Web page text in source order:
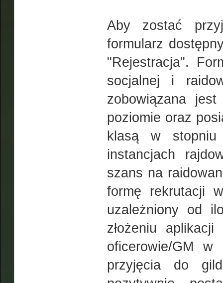
Aby zostać
formularz
"Rejestracja".
socjalnej i
zobowiązana
poziomie oraz
klasą w stopniu
instancjach
szans na
formę rekrutacji
uzależniony od
złożeniu
oficerowie/GM
przyjęcia do